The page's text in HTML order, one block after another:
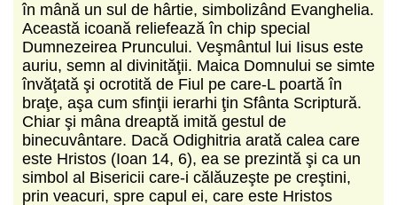
în mână un sul de hârtie, simbolizând Evanghelia.
Această icoană reliefează în chip special
Dumnezeirea Pruncului. Veşmântul lui Iisus este
auriu, semn al divinităţii. Maica Domnului se simte
învăţată şi ocrotită de Fiul pe care-L poartă în
braţe, aşa cum sfinţii ierarhi ţin Sfânta Scriptură.
Chiar şi mâna dreaptă imită gestul de
binecuvântare. Dacă Odighitria arată calea care
este Hristos (Ioan 14, 6), ea se prezintă şi ca un
simbol al Bisericii care-i călăuzeşte pe creştini,
prin veacuri, spre capul ei, care este Hristos